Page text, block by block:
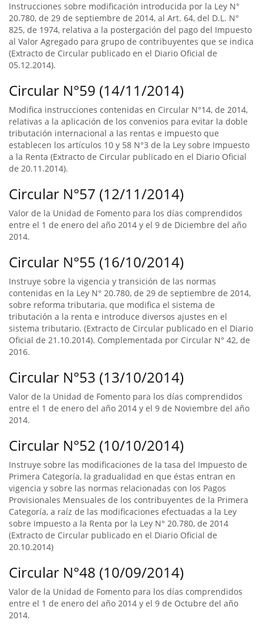
Instrucciones sobre modificación introducida por la Ley N°
20.780, de 29 de septiembre de 2014, al Art. 64, del D.L. N°
825, de 1974, relativa a la postergación del pago del Impuesto
al Valor Agregado para grupo de contribuyentes que se indica
(Extracto de Circular publicado en el Diario Oficial de
05.12.2014).
Circular N°59 (14/11/2014)
Modifica instrucciones contenidas en Circular N°14, de 2014,
relativas a la aplicación de los convenios para evitar la doble
tributación internacional a las rentas e impuesto que
establecen los artículos 10 y 58 N°3 de la Ley sobre Impuesto
a la Renta (Extracto de Circular publicado en el Diario Oficial
de 20.11.2014).
Circular N°57 (12/11/2014)
Valor de la Unidad de Fomento para los días comprendidos
entre el 1 de enero del año 2014 y el 9 de Diciembre del año
2014.
Circular N°55 (16/10/2014)
Instruye sobre la vigencia y transición de las normas
contenidas en la Ley N° 20.780, de 29 de septiembre de 2014,
sobre reforma tributaria, que modifica el sistema de
tributación a la renta e introduce diversos ajustes en el
sistema tributario. (Extracto de Circular publicado en el Diario
Oficial de 21.10.2014). Complementada por Circular N° 42, de
2016.
Circular N°53 (13/10/2014)
Valor de la Unidad de Fomento para los días comprendidos
entre el 1 de enero del año 2014 y el 9 de Noviembre del año
2014.
Circular N°52 (10/10/2014)
Instruye sobre las modificaciones de la tasa del Impuesto de
Primera Categoría, la gradualidad en que éstas entran en
vigencia y sobre las normas relacionadas con los Pagos
Provisionales Mensuales de los contribuyentes de la Primera
Categoría, a raíz de las modificaciones efectuadas a la Ley
sobre Impuesto a la Renta por la Ley N° 20.780, de 2014
(Extracto de Circular publicado en el Diario Oficial de
20.10.2014)
Circular N°48 (10/09/2014)
Valor de la Unidad de Fomento para los días comprendidos
entre el 1 de enero del año 2014 y el 9 de Octubre del año
2014.